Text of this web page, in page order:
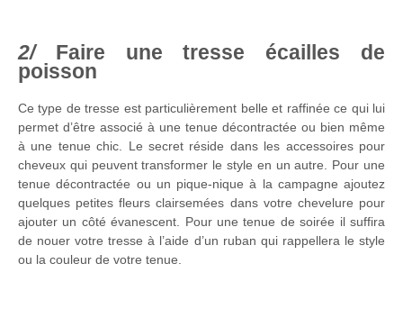
Faire une tresse écailles de
poisson
Ce type de tresse est particulièrement belle et raffinée ce qui lui
permet d’être associé à une tenue décontractée ou bien même
à une tenue chic. Le secret réside dans les accessoires pour
cheveux qui peuvent transformer le style en un autre. Pour une
tenue décontractée ou un pique-nique à la campagne ajoutez
quelques petites fleurs clairsemées dans votre chevelure pour
ajouter un côté évanescent. Pour une tenue de soirée il suffira
de nouer votre tresse à l’aide d’un ruban qui rappellera le style
ou la couleur de votre tenue.